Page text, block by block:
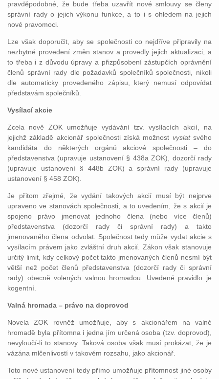
pravděpodobné, že bude třeba uzavřít nové smlouvy se členy
správní rady o jejich výkonu funkce, a to i s ohledem na jejich
nové pravomoci.
Lze však doporučit, aby se společnosti co nejdříve připravily na
nezbytné provedení změn stanov a provedly jejich aktualizaci, a
to třeba i z důvodu úpravy a přizpůsobení zástupčích oprávnění
členů správní rady dle požadavků společníků společnosti, nikoli
dle automaticky provedeného zápisu, který nemusí odpovídat
představám společníků.
Vysílací akcie
Zcela nově ZOK umožňuje vydávání tzv. vysílacích akcií, na
jejichž základě akcionář společnosti získá možnost vyslatsvého
kandidáta do některých orgánů akciové společnosti – do
představenstva (upravuje ustanovení § 438a ZOK), dozorčí rady
(upravuje ustanovení § 448b ZOK) a správní rady (upravuje
ustanovení § 458 ZOK).
Je přitom zřejmé, že vydání takových akcií musí být nejprve
upraveno ve stanovách společnosti, a to uvedením, že s akcií je
spojeno právo jmenovat jednoho člena (nebo více členů)
představenstva (dozorčí rady či správní rady) a takto
jmenovaného člena odvolat. Společnost tedy může vydat akcie s
vysílacím právem jako zvláštní druh akcií.
Zákon však stanovuje
určitý limit, kdy celkový počet takto jmenovaných členů nesmí být
větší než počet členů představenstva (dozorčí rady či správní
rady) obecně volených valnou hromadou. Uvedené pravidlo je
kogentní.
Valná hromada – právo na doprovod
Novela ZOK rovněž umožňuje, aby s akcionářem na valné
hromadě byla přítomna i jedna jím určená osoba (tzv. doprovod),
nevyloučí-li to stanovy. Taková osoba však musí prokázat, že je
vázána mlčenlivostí v takovém rozsahu, jako akcionář.
Toto nové ustanovení tedy přímo umožňuje přítomnost jiné osoby